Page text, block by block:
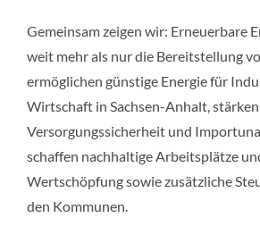
Gemeinsam zeigen wir: Erneuerbare
weit mehr als nur die Bereitstellung
ermöglichen günstige Energie für
Wirtschaft in Sachsen-Anhalt,
Versorgungssicherheit und
schaffen nachhaltige Arbeitsplätze
Wertschöpfung sowie zusätzliche
den Kommunen.